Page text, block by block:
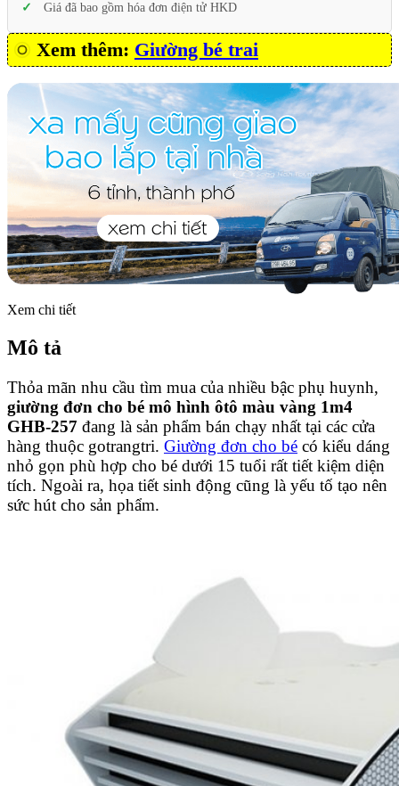
Giá đã bao gồm hóa đơn điện tử HKD
Xem thêm: Giường bé trai
Xem chi tiết
Mô tả
Thỏa mãn nhu cầu tìm mua của nhiều bậc phụ huynh,
giường đơn cho bé mô hình ôtô màu vàng 1m4
GHB-257 đang là sản phẩm bán chạy nhất tại các cửa
hàng thuộc gotrangtri. Giường đơn cho bé có kiểu dáng
nhỏ gọn phù hợp cho bé dưới 15 tuổi rất tiết kiệm diện
tích. Ngoài ra, họa tiết sinh động cũng là yếu tố tạo nên
sức hút cho sản phẩm.